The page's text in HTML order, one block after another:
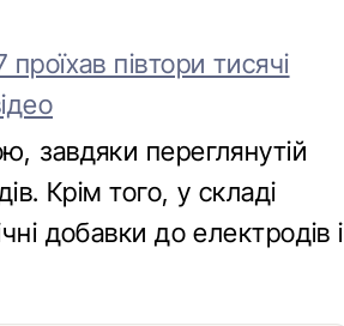
півтори тисячі
завдяки переглянутій
Крім того, у складі
добавки до електродів і